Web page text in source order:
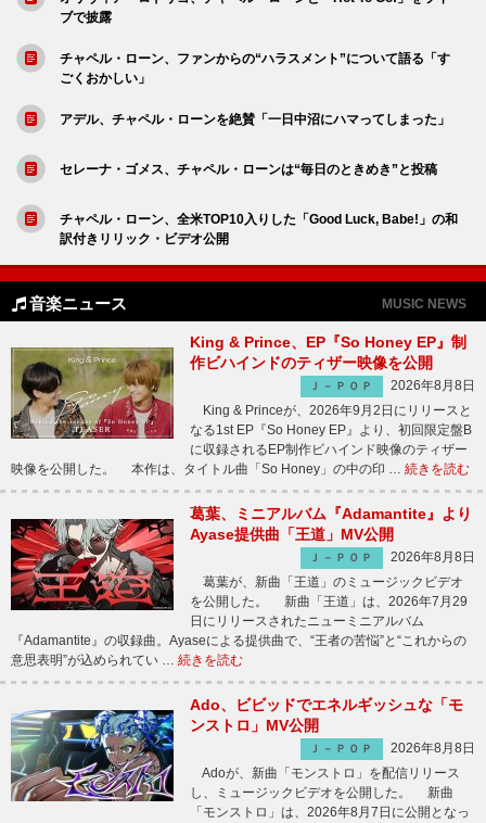
ブで披露
チャペル・ローン、ファンからの“ハラスメント”について語る「す
ごくおかしい」
アデル、チャペル・ローンを絶賛「一日中沼にハマってしまった」
セレーナ・ゴメス、チャペル・ローンは“毎日のときめき”と投稿
チャペル・ローン、全米TOP10入りした「Good Luck, Babe!」の和
訳付きリリック・ビデオ公開
音楽ニュース MUSIC NEWS
King & Prince、EP『So Honey EP』制
作ビハインドのティザー映像を公開
Ｊ－ＰＯＰ
2026年8月8日
King & Princeが、2026年9月2日にリリースと
なる1st EP『So Honey EP』より、初回限定盤B
に収録されるEP制作ビハインド映像のティザー
映像を公開した。 本作は、タイトル曲「So Honey」の中の印 … 続きを読む
葛葉、ミニアルバム『Adamantite』より
Ayase提供曲「王道」MV公開
Ｊ－ＰＯＰ
2026年8月8日
葛葉が、新曲「王道」のミュージックビデオ
を公開した。 新曲「王道」は、2026年7月29
日にリリースされたニューミニアルバム
『Adamantite』の収録曲。Ayaseによる提供曲で、“王者の苦悩”と“これからの
意思表明”が込められてい … 続きを読む
Ado、ビビッドでエネルギッシュな「モ
ンストロ」MV公開
Ｊ－ＰＯＰ
2026年8月8日
Adoが、新曲「モンストロ」を配信リリース
し、ミュージックビデオを公開した。 新曲
「モンストロ」は、2026年8月7日に公開となっ